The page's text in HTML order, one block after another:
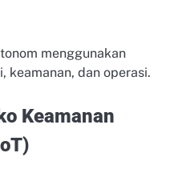
menggunakan
keamanan, dan operasi.
Keamanan